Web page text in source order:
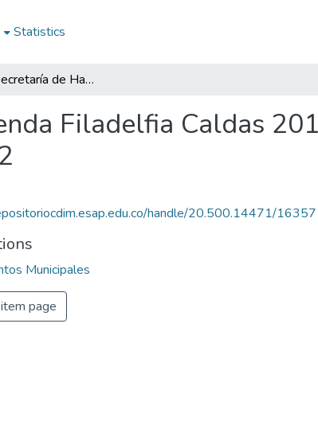
Statistics
Empalme Secretaría de Hacienda Filadelfia Caldas 2011 - 2012: ESH Filadelfia Caldas 2011 - 2012
Filadelfia Caldas
handle/20.500.14471/16357
Municipales
page